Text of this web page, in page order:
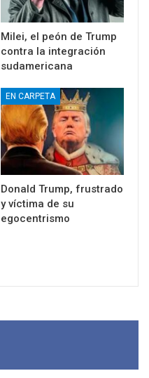
Milei, el peón de Trump
contra la integración
sudamericana
EN CARPETA
Donald Trump, frustrado
y víctima de su
egocentrismo